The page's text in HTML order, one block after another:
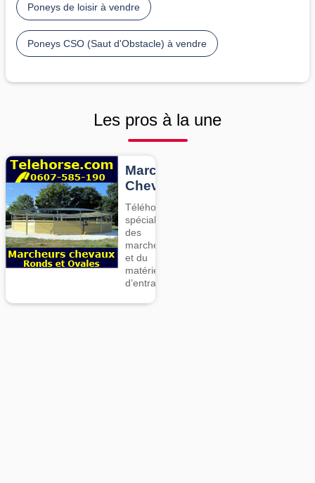
Poneys de loisir à vendre
Poneys CSO (Saut d'Obstacle) à vendre
Les pros à la une
Marcheurs
Chevaux
Téléhorse,
spécialiste
des
marcheurs
et du
matériel
d’entrainement